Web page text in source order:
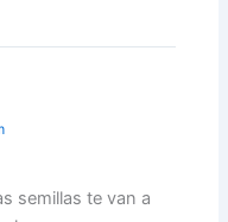
semillas te van a